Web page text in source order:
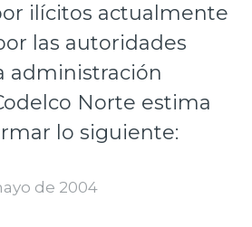
ilícitos actualmente
las autoridades
administración
Norte estima
lo siguiente:
de 2004